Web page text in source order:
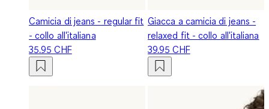
Camicia di jeans - regular fit
- collo all'italiana
35.95 CHF
Giacca a camicia di jeans -
relaxed fit - collo all'italiana
39.95 CHF